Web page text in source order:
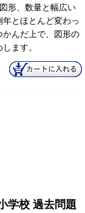
形、数量と幅広い
とほとんど変わっ
んだ上で、図形の
ます。
学校 過去問題